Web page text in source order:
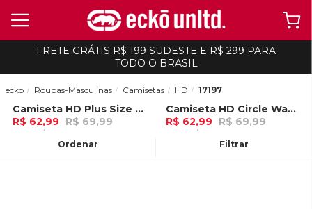
FRETE GRÁTIS R$ 199 SUDESTE E R$ 299 PARA
TODO O BRASIL
Ordenar Filtrar
ecko Roupas-Masculinas Camisetas HD 17197
-10%
Camiseta HD Plus Size Explorer Branca
R$ 62,99 R$ 69,99
2x de R$ 31,49 Ou
-10%
Camiseta HD Circle Wave Azul Tempestade
R$ 62,99 R$ 69,99
2x de R$ 31,49 Ou